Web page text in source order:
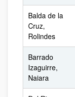
Balda de la
Cruz,
Rolindes
Barrado
Izaguirre,
Naiara